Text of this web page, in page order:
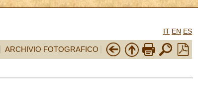
IT EN ES
ARCHIVIO FOTOGRAFICO